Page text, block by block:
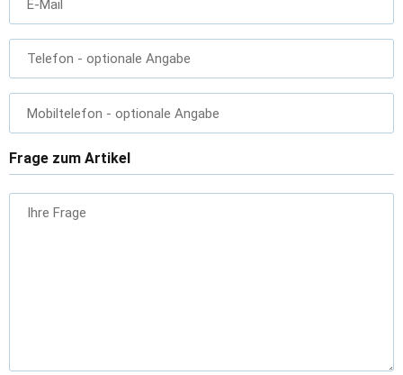
E-Mail
Telefon - optionale Angabe
Mobiltelefon - optionale Angabe
Frage zum Artikel
Ihre Frage